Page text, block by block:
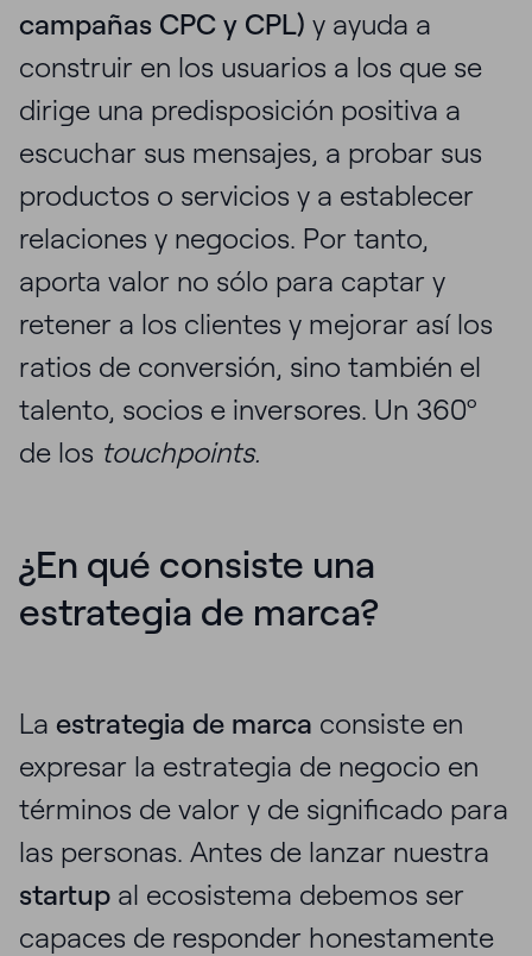
campañas CPC y CPL) y ayuda a
construir en los usuarios a los que se
dirige una predisposición positiva a
escuchar sus mensajes, a probar sus
productos o servicios y a establecer
relaciones y negocios. Por tanto,
aporta valor no sólo para captar y
retener a los clientes y mejorar así los
ratios de conversión, sino también el
talento, socios e inversores. Un 360º
de los touchpoints.
¿En qué consiste una
estrategia de marca?
La estrategia de marca consiste en
expresar la estrategia de negocio en
términos de valor y de significado para
las personas. Antes de lanzar nuestra
startup al ecosistema debemos ser
capaces de responder honestamente